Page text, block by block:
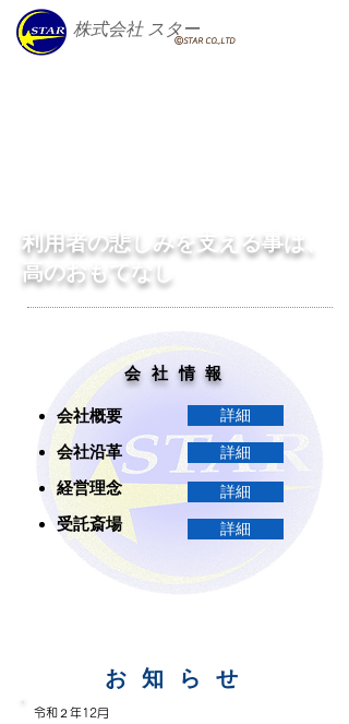
株式会社 スター
ⒸSTAR CO.,LTD
利用者の悲しみを支える事は、
高のおもてなし
詳細
詳細
詳細
詳細
会社情報
会社概要
会社沿革
経営理念
​受託斎場
お知らせ
令和２年12月